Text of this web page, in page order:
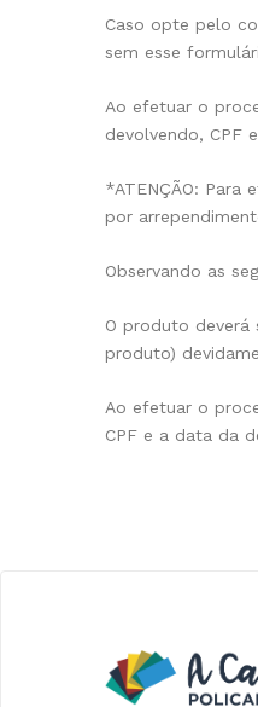
Caso opte pelo
sem esse
Ao efetuar o
devolvendo, CPF
*ATENÇÃO:
por
Observando as
O produto deverá
produto)
Ao efetuar o
CPF e a data da